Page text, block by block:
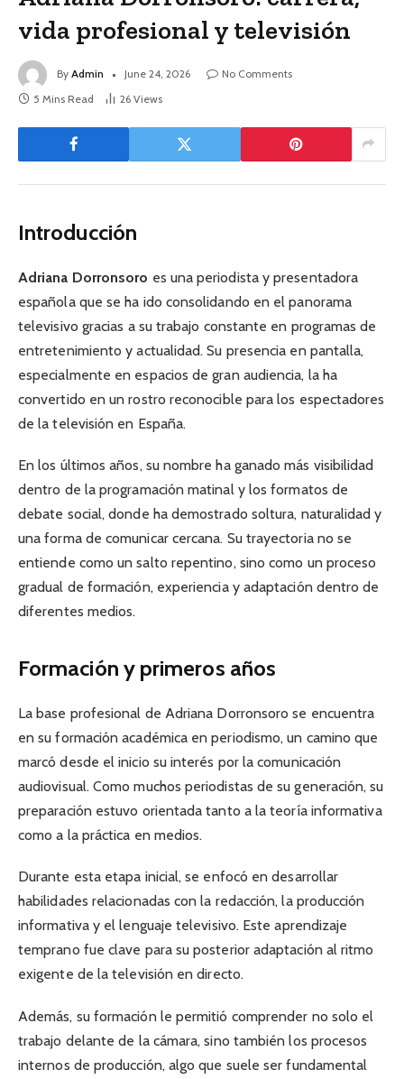
vida profesional y televisión
By Admin June 24, 2026
No Comments
5 Mins Read
26 Views
Introducción
Adriana Dorronsoro es una periodista y presentadora
española que se ha ido consolidando en el panorama
televisivo gracias a su trabajo constante en programas de
entretenimiento y actualidad. Su presencia en pantalla,
especialmente en espacios de gran audiencia, la ha
convertido en un rostro reconocible para los espectadores
de la televisión en España.
En los últimos años, su nombre ha ganado más visibilidad
dentro de la programación matinal y los formatos de
debate social, donde ha demostrado soltura, naturalidad y
una forma de comunicar cercana. Su trayectoria no se
entiende como un salto repentino, sino como un proceso
gradual de formación, experiencia y adaptación dentro de
diferentes medios.
Formación y primeros años
La base profesional de Adriana Dorronsoro se encuentra
en su formación académica en periodismo, un camino que
marcó desde el inicio su interés por la comunicación
audiovisual. Como muchos periodistas de su generación, su
preparación estuvo orientada tanto a la teoría informativa
como a la práctica en medios.
Durante esta etapa inicial, se enfocó en desarrollar
habilidades relacionadas con la redacción, la producción
informativa y el lenguaje televisivo. Este aprendizaje
temprano fue clave para su posterior adaptación al ritmo
exigente de la televisión en directo.
Además, su formación le permitió comprender no solo el
trabajo delante de la cámara, sino también los procesos
internos de producción, algo que suele ser fundamental